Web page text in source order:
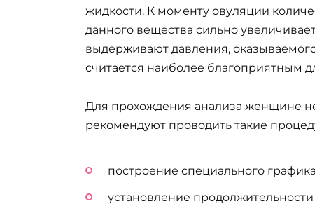
жидкости. К моменту овуляции
данного вещества сильно
выдерживают давления,
считается наиболее благоприятным
Для прохождения анализа женщине
рекомендуют проводить такие
построение специального
установление